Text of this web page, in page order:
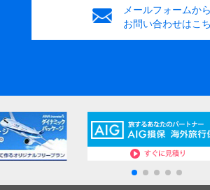
メールフォームか
お問い合わせはこ